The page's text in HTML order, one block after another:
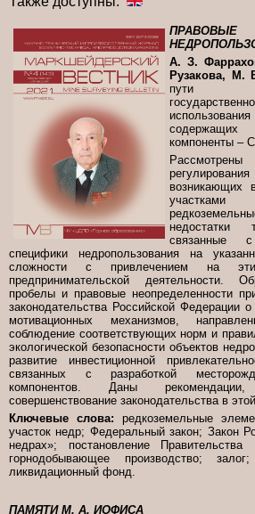
А. З.
Рузакова, М.
пути
компоненты –
возникающих
участками
недостатки
связанные
специфики недропользования на
сложности с привлечением на эти
предпринимательской деятельности.
пробелы и правовые неопределенности
законодательства Российской Федерации
мотивационных механизмов,
соблюдение соответствующих норм и
экологической безопасности объектов
развитие инвестиционной
связанных с разработкой
компонентов. Даны
совершенствование законодательства в
Ключевые слова: редкоземельные
участок недр; Федеральный закон; Закон
недрах»; постановление Правительства
горнодобывающее производство;
ликвидационный фонд.
ПАМЯТИ М. А. ИОФИСА